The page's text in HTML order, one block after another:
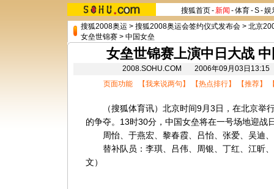
搜狐首页-新闻 -体育-S-娱
搜狐2008奥运 > 搜狐2008奥运会签约仪式发布会 > 北京
女垒世锦赛 > 中国女垒
女垒世锦赛上演中日大战
2008.SOHU.COM 2006年09月03日
页面功能 【我来说两句 】 【热点排行】 【推荐】
（搜狐体育讯）北京时间9月3日，在北京举
的争夺。13时30分，中国女垒将在一号场地迎战
周怡、于燕宏、黎春霞、吕怡、张爱、吴迪、
替补队员：李琪、吕伟、周银、丁红、江昕、
文）